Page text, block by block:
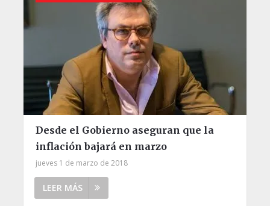
Desde el Gobierno aseguran que la
inflación bajará en marzo
jueves 1 de marzo de 2018
LEER MÁS